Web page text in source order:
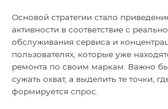
Основой стратегии стало
активности в соответствие с
обслуживания сервиса и
пользователях, которые уже
ремонта по своим маркам. Важно
сужать охват, а выделить те точки,
формируется спрос.